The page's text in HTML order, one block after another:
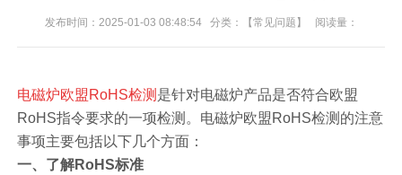
发布时间：2025-01-03 08:48:54 分类：【常见问题】 阅读量：
电磁炉欧盟RoHS检测 是针对电磁炉产品是否符合欧盟
RoHS指令要求的一项检测。电磁炉欧盟RoHS检测的注意
事项主要包括以下几个方面：
一、了解RoHS标准